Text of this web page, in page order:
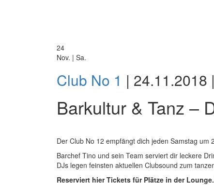
24
Nov. | Sa.
Club No 1 | 24.11.2018
Barkultur & Tanz –
Der Club No 12 empfängt dich jeden Samstag um
Barchef Tino und sein Team serviert dir leckere
DJs legen feinsten aktuellen Clubsound zum
Reserviert hier Tickets für Plätze in der